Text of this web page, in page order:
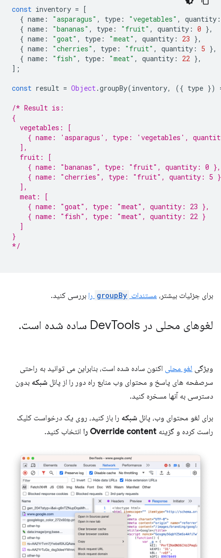
const inventory = [
{ name : "asparagus" , type : "vegetables" , quantity :
{ name : "bananas" , type : "fruit" , quantity : 0 },
{ name : "goat" , type : "meat" , quantity : 23 },
{ name : "cherries" , type : "fruit" , quantity : 5 },
{ name : "fish" , type : "meat" , quantity : 22 },
];
const result = Object .groupBy(inventory, ({ type })
/* Result is:
{
  vegetables: [
{ name: 'asparagus', type: 'vegetables',
  ],
  fruit: [
    { name: "bananas", type: "fruit", quantity: 0 },
    { name: "cherries", type: "fruit", quantity: 5 }
  ],
  meat: [
    { name: "goat", type: "meat", quantity: 23 },
    { name: "fish", type: "meat", quantity: 22 }
  ]
}
*/
برای جزئیات بیشتر، مستندات groupBy را بررسی کنید.
لغوهای محلی در Dev Tools ساده شده است .
ویژگی لغو محلی اکنون ساده شده است، بنابراین می توانید به راحتی
سرصفحه های پاسخ و محتوای وب منابع راه دور را از پانل شبکه بدون
دسترسی به آنها مسخره کنید.
برای لغو محتوای وب، پانل شبکه را باز کنید، روی یک درخواست کلیک
راست کرده و گزینه Override content را انتخاب کنید.